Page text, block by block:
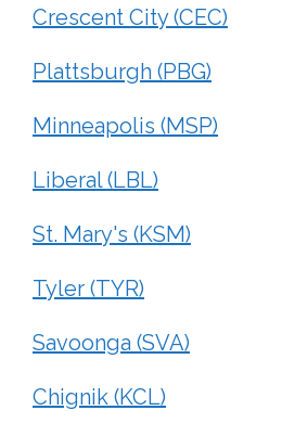
Crescent City (CEC)
Plattsburgh (PBG)
Minneapolis (MSP)
Liberal (LBL)
St. Mary's (KSM)
Tyler (TYR)
Savoonga (SVA)
Chignik (KCL)